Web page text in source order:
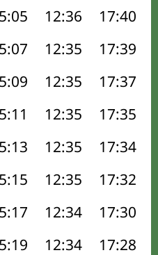
12:36 17:40
12:35 17:39
12:35 17:37
12:35 17:35
12:35 17:34
12:35 17:32
12:34 17:30
12:34 17:28